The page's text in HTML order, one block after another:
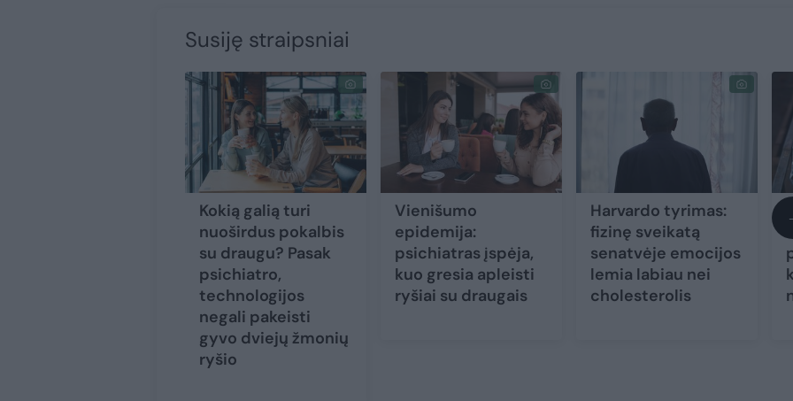
Susiję straipsniai
Kokią galią turi
nuoširdus pokalbis
su draugu? Pasak
psichiatro,
technologijos
negali pakeisti
gyvo dviejų žmonių
ryšio
Vienišumo
epidemija:
psichiatras įspėja,
kuo gresia apleisti
ryšiai su draugais
Harvardo tyrimas:
fizinę sveikatą
senatvėje emocijos
lemia labiau nei
cholesterolis